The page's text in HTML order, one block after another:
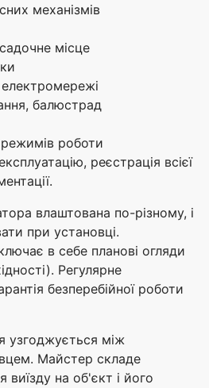
механізмів
місце
балюстрад
режимів роботи
реєстрація всієї
влаштована по-різному, і
при установці.
в себе планові огляди
Регулярне
безперебійної роботи
узгоджується між
Майстер складе
виїзду на об'єкт і його